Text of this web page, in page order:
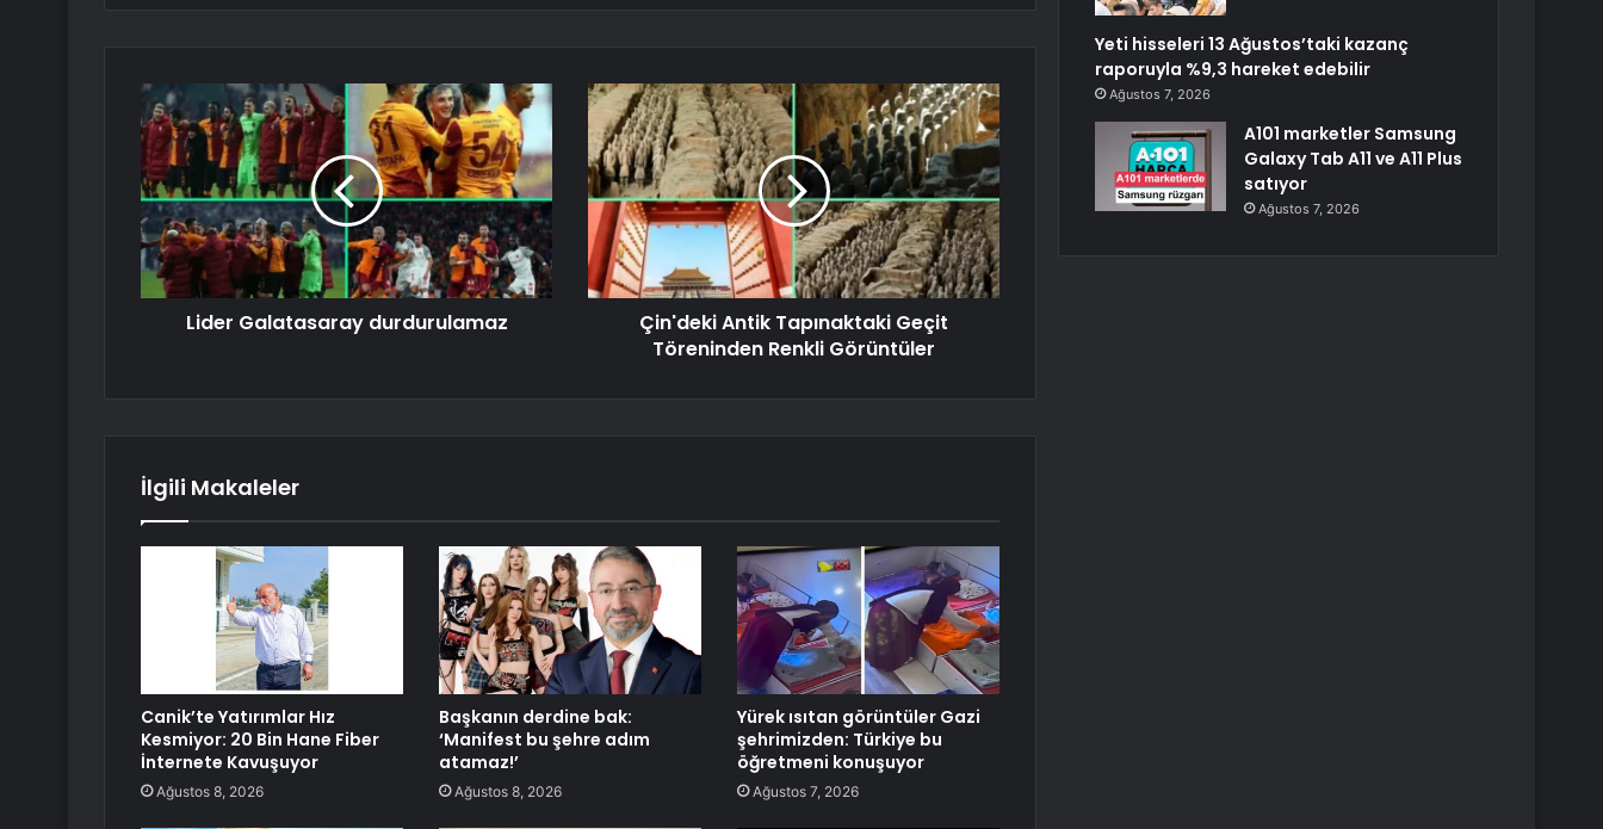
Lider Galatasaray durdurulamaz
Çin'deki Antik Tapınaktaki Geçit
Töreninden Renkli Görüntüler
İlgili Makaleler
Canik’te Yatırımlar Hız
Kesmiyor: 20 Bin Hane Fiber
İnternete Kavuşuyor
Ağustos 8, 2026
Başkanın derdine bak:
‘Manifest bu şehre adım
atamaz!’
Ağustos 8, 2026
Yürek ısıtan görüntüler Gazi
şehrimizden: Türkiye bu
öğretmeni konuşuyor
Ağustos 7, 2026
Yeti hisseleri 13 Ağustos’taki kazanç
raporuyla %9,3 hareket edebilir
Ağustos 7, 2026
A101 marketler Samsung
Galaxy Tab A11 ve A11 Plus
satıyor
Ağustos 7, 2026